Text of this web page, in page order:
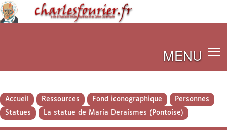
MENU
Accueil Ressources Fond iconographique
Personnes
Statues
La statue de Maria Deraismes (Pontoise)